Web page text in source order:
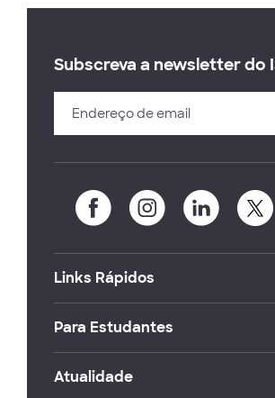
Subscreva a newsletter do
Links Rápidos
Para Estudantes
Atualidade